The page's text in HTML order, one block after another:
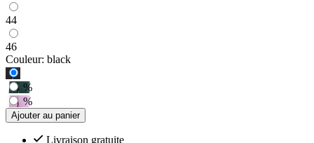
44
46
Couleur: black
%
%
Ajouter au panier
Livraison gratuite